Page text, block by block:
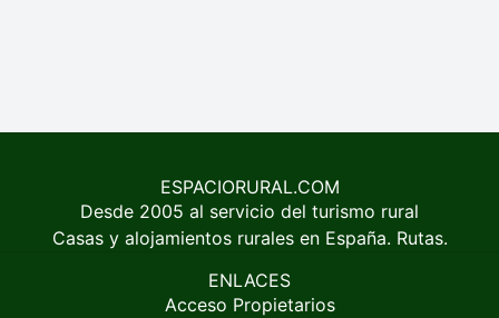
ESPACIORURAL.COM
Desde 2005 al servicio del turismo rural
Casas y alojamientos rurales en España. Rutas.
ENLACES
Acceso Propietarios